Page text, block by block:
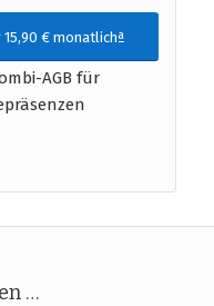
€ monatlichª
AGB für
…